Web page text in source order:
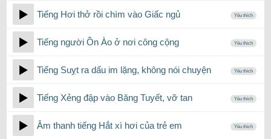
Tiếng Hơi thở rồi chìm vào Giấc ngủ Yêu thích
Tiếng người Ồn Ào ở nơi công cộng Yêu thích
Tiếng Suỵt ra dấu im lặng, không nói chuyện Yêu thích
Tiếng Xẻng đập vào Băng Tuyết, vỡ tan Yêu thích
Âm thanh tiếng Hắt xì hơi của trẻ em Yêu thích